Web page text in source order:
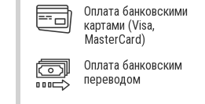
Оплата банковскими
картами (Visa,
MasterCard)
Оплата банковским
переводом